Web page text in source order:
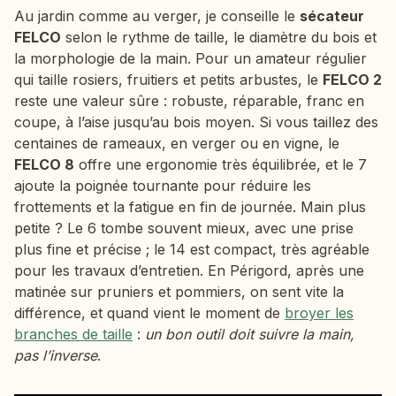
Au jardin comme au verger, je conseille le sécateur
FELCO selon le rythme de taille, le diamètre du bois et
la morphologie de la main. Pour un amateur régulier
qui taille rosiers, fruitiers et petits arbustes, le FELCO 2
reste une valeur sûre : robuste, réparable, franc en
coupe, à l’aise jusqu’au bois moyen. Si vous taillez des
centaines de rameaux, en verger ou en vigne, le
FELCO 8 offre une ergonomie très équilibrée, et le 7
ajoute la poignée tournante pour réduire les
frottements et la fatigue en fin de journée. Main plus
petite ? Le 6 tombe souvent mieux, avec une prise
plus fine et précise ; le 14 est compact, très agréable
pour les travaux d’entretien. En Périgord, après une
matinée sur pruniers et pommiers, on sent vite la
différence, et quand vient le moment de broyer les
branches de taille : un bon outil doit suivre la main,
pas l’inverse.